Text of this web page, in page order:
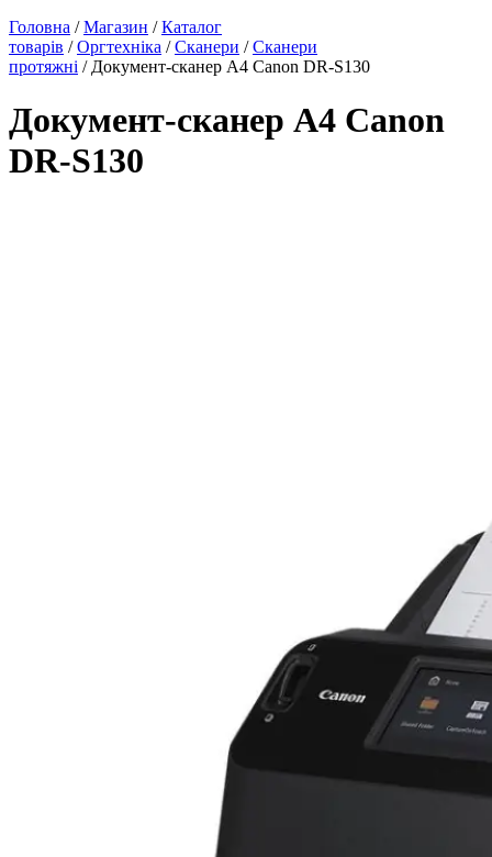
Головна /Магазин /Каталог
товарів /Оргтехніка /Сканери /Сканери
протяжні / Документ-сканер А4 Canon DR-S130
Документ-сканер А4 Canon
DR-S130